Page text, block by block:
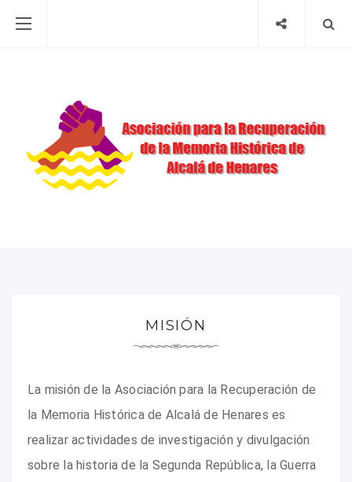
MISIÓN
La misión de la Asociación para la Recuperación de
la Memoria Histórica de Alcalá de Henares es
realizar actividades de investigación y divulgación
sobre la historia de la Segunda República, la Guerra